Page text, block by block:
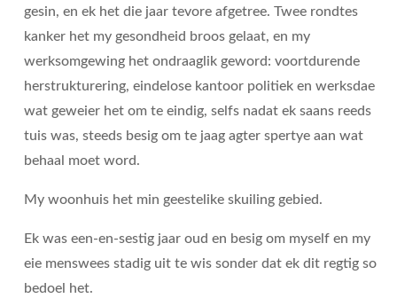
gesin, en ek het die jaar tevore afgetree. Twee rondtes
kanker het my gesondheid broos gelaat, en my
werksomgewing het ondraaglik geword: voortdurende
herstrukturering, eindelose kantoor politiek en werksdae
wat geweier het om te eindig, selfs nadat ek saans reeds
tuis was, steeds besig om te jaag agter spertye aan wat
behaal moet word.
My woonhuis het min geestelike skuiling gebied.
Ek was een-en-sestig jaar oud en besig om myself en my
eie menswees stadig uit te wis sonder dat ek dit regtig so
bedoel het.